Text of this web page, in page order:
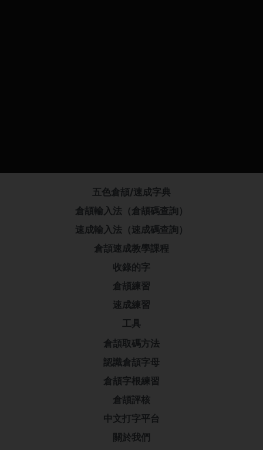
五色倉頡/速成字典
倉頡輸入法（倉頡碼查詢）
速成輸入法（速成碼查詢）
倉頡速成教學課程
收錄的字
倉頡練習
速成練習
工具
倉頡取碼方法
認識倉頡字母
倉頡字根練習
倉頡評核
中文打字平台
關於我們